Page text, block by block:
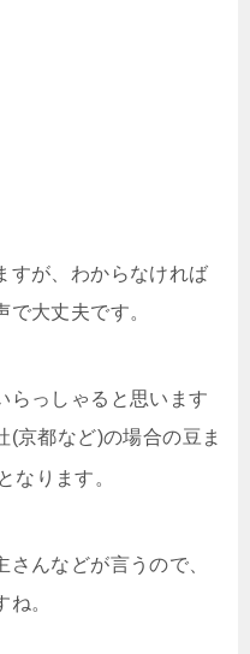
すが、わからなければ
大丈夫です。
らっしゃると思います
(京都など)の場合の豆ま
となります。
んなどが言うので、
。